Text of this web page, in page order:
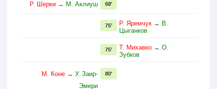
Р. Шерки → М. Аклиуш 68'
Р. Яремчук → В.
Цыганков
75'
Т. Михавко → О.
Зубков
75'
М. Коне → У. Заир-
Эмери
80'